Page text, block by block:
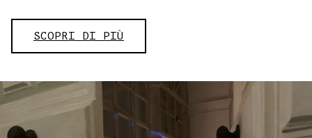
SCOPRI DI PIÙ